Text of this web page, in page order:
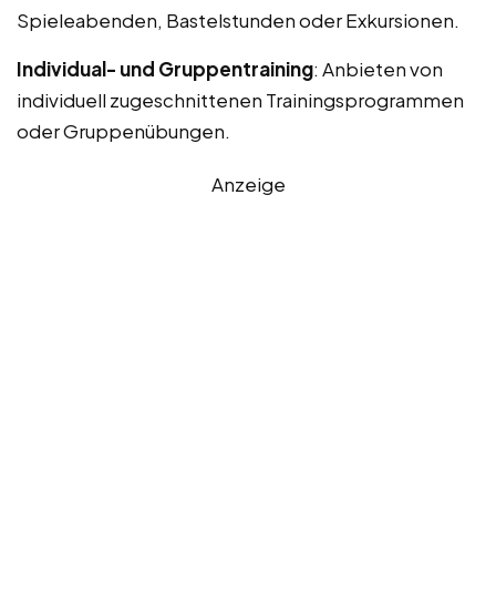
Spieleabenden, Bastelstunden oder Exkursionen.
Individual- und Gruppentraining: Anbieten von
individuell zugeschnittenen Trainingsprogrammen
oder Gruppenübungen.
Anzeige